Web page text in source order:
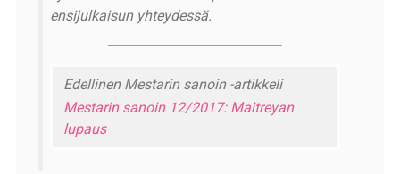
ensijulkaisun yhteydessä.
Edellinen Mestarin sanoin -artikkeli
Mestarin sanoin 12/2017: Maitreyan
lupaus